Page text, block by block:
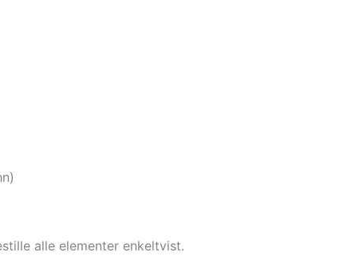
alle elementer enkeltvist.